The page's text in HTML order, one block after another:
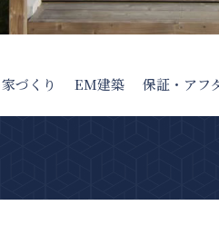
づくり EM建築 保証・アフ